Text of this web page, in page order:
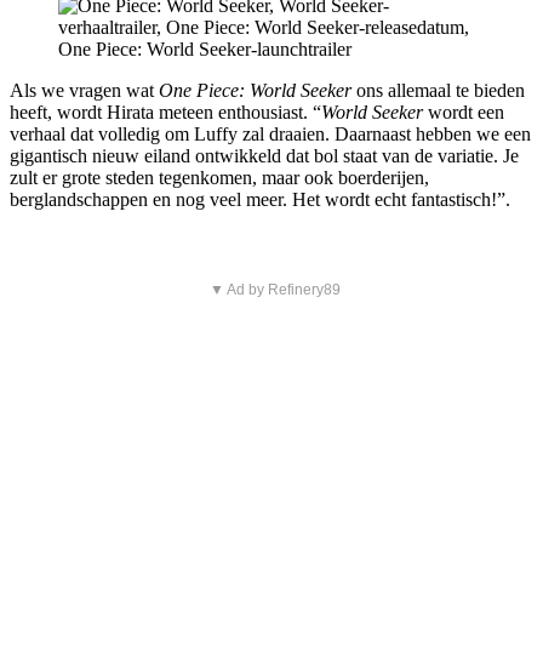
Als we vragen wat One Piece: World Seekerons allemaal te bieden
heeft, wordt Hirata meteen enthousiast. “World Seekerwordt een
verhaal dat volledig om Luffy zal draaien. Daarnaast hebben we een
gigantisch nieuw eiland ontwikkeld dat bol staat van de variatie. Je
zult er grote steden tegenkomen, maar ook boerderijen,
berglandschappen en nog veel meer. Het wordt echt fantastisch!”.
▼ Ad by Refinery89